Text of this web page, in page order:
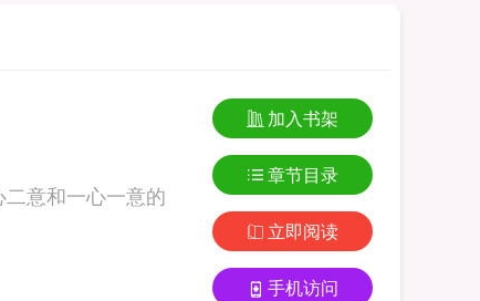
意和一心一意的
加入书架
章节目录
立即阅读
手机访问